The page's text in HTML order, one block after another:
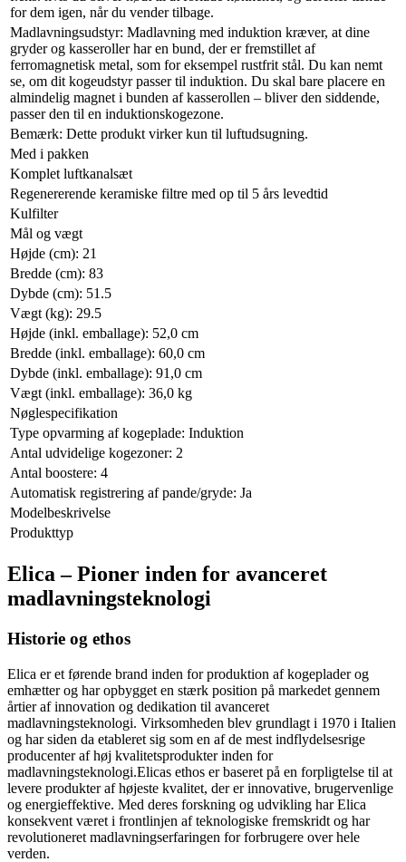
for dem igen, når du vender tilbage.
Madlavningsudstyr: Madlavning med induktion kræver, at dine
gryder og kasseroller har en bund, der er fremstillet af
ferromagnetisk metal, som for eksempel rustfrit stål. Du kan nemt
se, om dit kogeudstyr passer til induktion. Du skal bare placere en
almindelig magnet i bunden af kasserollen – bliver den siddende,
passer den til en induktionskogezone.
Bemærk: Dette produkt virker kun til luftudsugning.
Med i pakken
Komplet luftkanalsæt
Regenererende keramiske filtre med op til 5 års levedtid
Kulfilter
Mål og vægt
Højde (cm): 21
Bredde (cm): 83
Dybde (cm): 51.5
Vægt (kg): 29.5
Højde (inkl. emballage): 52,0 cm
Bredde (inkl. emballage): 60,0 cm
Dybde (inkl. emballage): 91,0 cm
Vægt (inkl. emballage): 36,0 kg
Nøglespecifikation
Type opvarming af kogeplade: Induktion
Antal udvidelige kogezoner: 2
Antal boostere: 4
Automatisk registrering af pande/gryde: Ja
Modelbeskrivelse
Produkttyp
Elica – Pioner inden for avanceret
madlavningsteknologi
Historie og ethos
Elica er et førende brand inden for produktion af kogeplader og
emhætter og har opbygget en stærk position på markedet gennem
årtier af innovation og dedikation til avanceret
madlavningsteknologi. Virksomheden blev grundlagt i 1970 i Italien
og har siden da etableret sig som en af de mest indflydelsesrige
producenter af høj kvalitetsprodukter inden for
madlavningsteknologi.Elicas ethos er baseret på en forpligtelse til at
levere produkter af højeste kvalitet, der er innovative, brugervenlige
og energieffektive. Med deres forskning og udvikling har Elica
konsekvent været i frontlinjen af teknologiske fremskridt og har
revolutioneret madlavningserfaringen for forbrugere over hele
verden.